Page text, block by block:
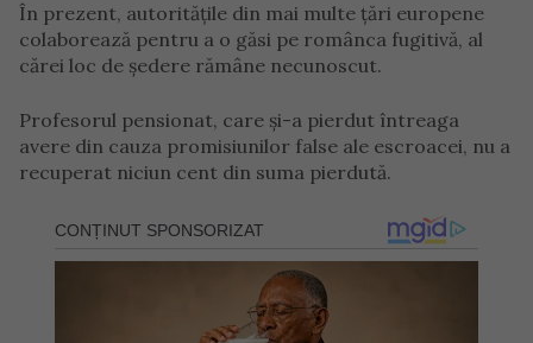
În prezent, autoritățile din mai multe țări europene
colaborează pentru a o găsi pe românca fugitivă, al
cărei loc de ședere rămâne necunoscut.
Profesorul pensionat, care și-a pierdut întreaga
avere din cauza promisiunilor false ale escroacei, nu a
recuperat niciun cent din suma pierdută.